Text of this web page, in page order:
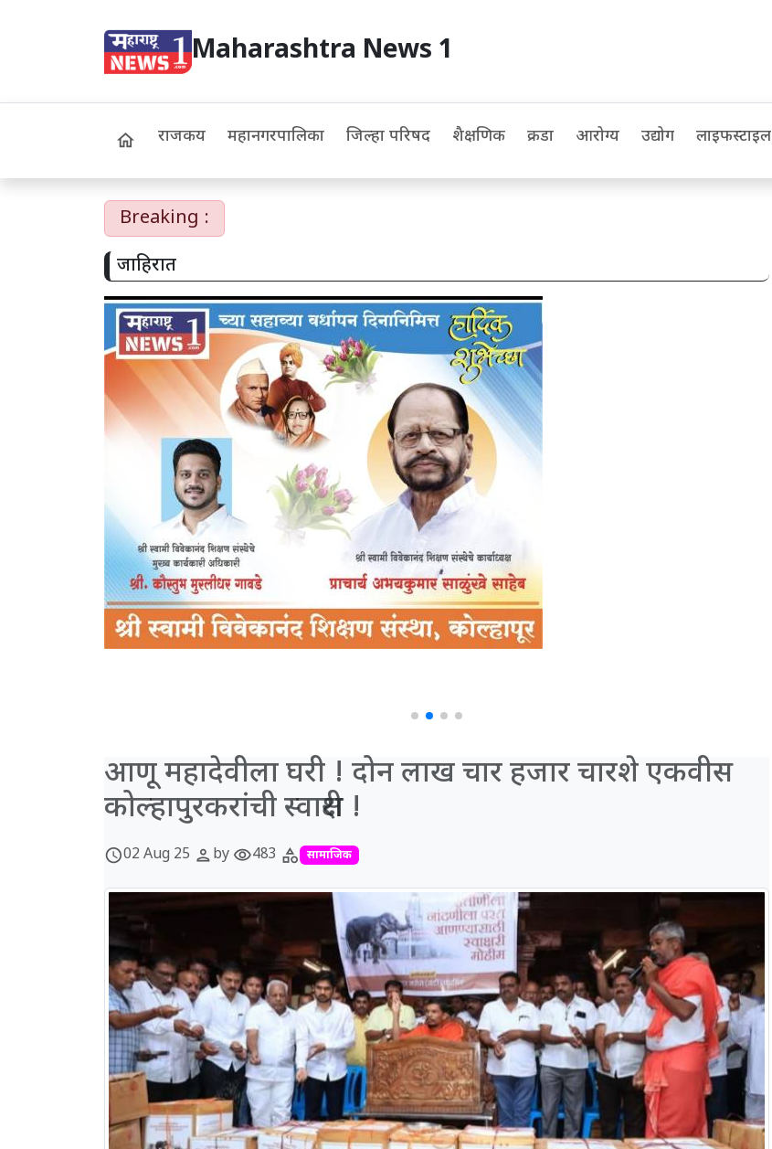
Maharashtra News 1
home राजकीय महानगरपालिका जिल्हा परिषद शैक्षणिक क्रीडा आरोग्य उद्योग लाइफस्टाइल
Breaking :
जाहिरात
आणू महादेवीला घरी ! दोन लाख चार हजार चारशे एकवीस
कोल्हापुरकरांची स्वाक्षरी !
schedule02 Aug 25 personby visibility483 category सामाजिक